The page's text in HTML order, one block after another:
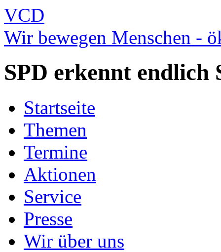
VCD
Wir bewegen Menschen -
SPD erkennt endlich
Startseite
Themen
Termine
Aktionen
Service
Presse
Wir über uns